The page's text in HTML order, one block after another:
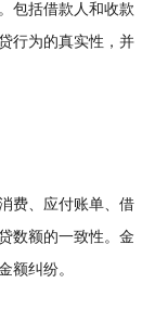
包括借款人和收款
行为的真实性，并
费、应付账单、借
数额的一致性。金
额纠纷。